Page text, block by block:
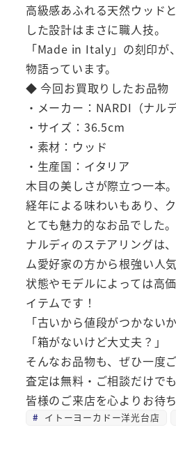
高級感あふれる天然ウッド
した設計はまさに職人技。
「Made in Italy」の刻印が
物語っています。
◆ 今回お買取りしたお品物
・メーカー：NARDI（ナルデ
・サイズ：36.5cm
・素材：ウッド
・生産国：イタリア
木目の美しさが際立つ一本。
経年による味わいもあり、
とても魅力的なお品でした。
ナルディのステアリングは
ム愛好家の方から根強い人気
状態やモデルによっては高
イテムです！
「古いから値段がつかない
「箱がないけど大丈夫？」
そんなお品物も、ぜひ一度
査定は無料・ご相談だけでも
皆様のご来店を心よりお待
イトーヨーカドー洋光台店